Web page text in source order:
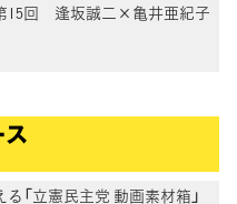
第15回 逢坂誠二×亀井亜紀子
「立憲民主党 動画素材箱」